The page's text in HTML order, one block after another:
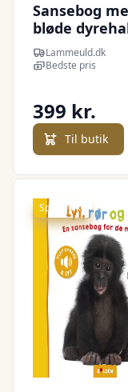
Sansebog
bløde
og ugle
Lammeuld.dk
Bedste pris
399 kr.
Til butik
Spar 20 kr.